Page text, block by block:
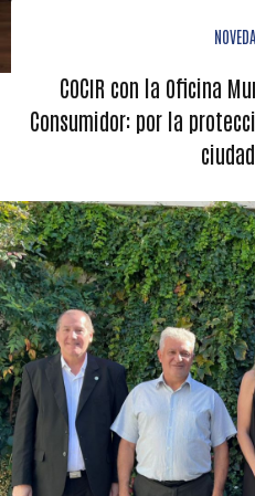
COCIR con la Oficina
Consumidor: por la